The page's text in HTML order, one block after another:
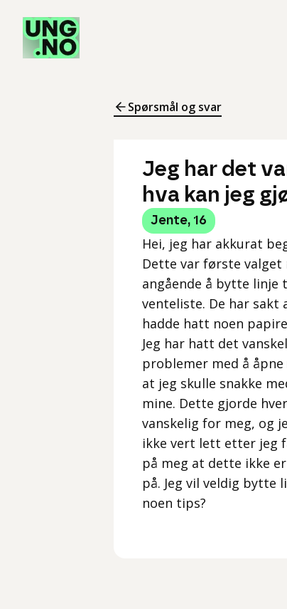
Spørsmål og svar
Jeg har det
hva kan jeg
Jente, 16
Hei, jeg har akkurat
Dette var første valget
angående å bytte
venteliste. De har
hadde hatt noen
Jeg har hatt det
problemer med å
at jeg skulle snakke
mine. Dette gjorde
vanskelig for meg, og
ikke vert lett etter jeg
på meg at dette ikke
på. Jeg vil veldig bytte
noen tips?